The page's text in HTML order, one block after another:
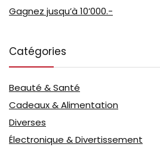
Gagnez jusqu’à 10’000.-
Catégories
Beauté & Santé
Cadeaux & Alimentation
Diverses
Électronique & Divertissement